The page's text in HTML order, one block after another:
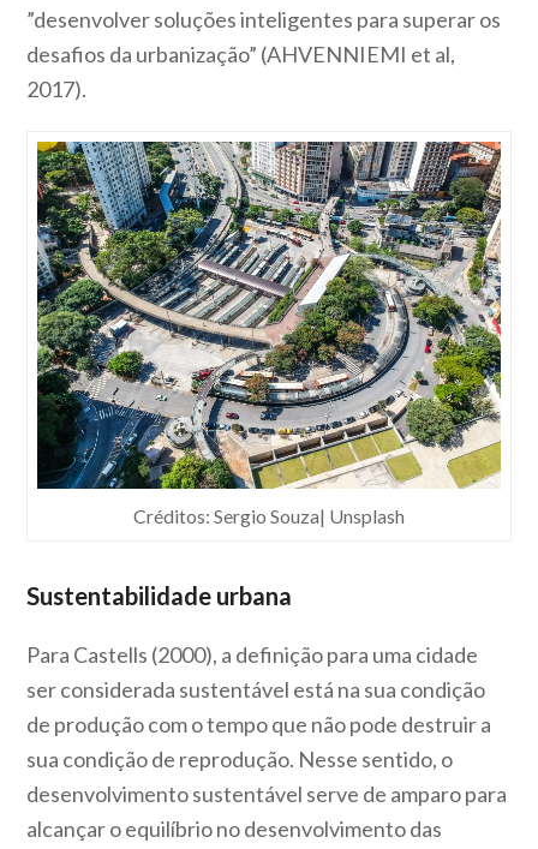
”desenvolver soluções inteligentes para superar os
desafios da urbanização” (AHVENNIEMI et al,
2017).
Créditos: Sergio Souza| Unsplash
Sustentabilidade urbana
Para Castells (2000), a definição para uma cidade
ser considerada sustentável está na sua condição
de produção com o tempo que não pode destruir a
sua condição de reprodução. Nesse sentido, o
desenvolvimento sustentável serve de amparo para
alcançar o equilíbrio no desenvolvimento das